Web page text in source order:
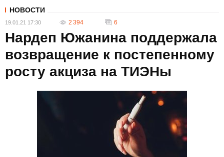
НОВОСТИ
19.01.21 17:30 2 394 6
Нардеп Южанина поддержала
возвращение к постепенному
росту акциза на ТИЭНы